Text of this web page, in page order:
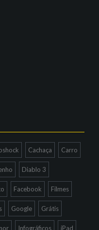
Cachaça Carro
Diablo 3
Facebook Filmes
Google Grátis
Infográficos iPad